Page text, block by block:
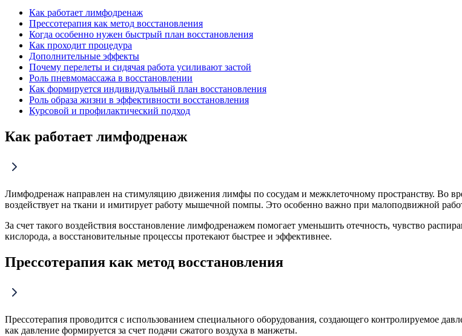
Как работает лимфодренаж
Прессотерапия как метод восстановления
Когда особенно нужен быстрый план восстановления
Как проходит процедура
Дополнительные эффекты
Почему перелеты и сидячая работа усиливают застой
Роль пневмомассажа в восстановлении
Как формируется индивидуальный план восстановления
Роль образа жизни в эффективности восстановления
Курсовой и профилактический подход
Как работает лимфодренаж
Лимфодренаж направлен на стимуляцию движения лимфы по сосудам и межклеточному пространству. Во
воздействует на ткани и имитирует работу мышечной помпы. Это особенно важно при малоподвижной
За счет такого воздействия восстановление лимфодренажем помогает уменьшить отечность, чувство
кислорода, а восстановительные процессы протекают быстрее и эффективнее.
Прессотерапия как метод восстановления
Прессотерапия проводится с использованием специального оборудования, создающего контролируемое
как давление формируется за счет подачи сжатого воздуха в манжеты.